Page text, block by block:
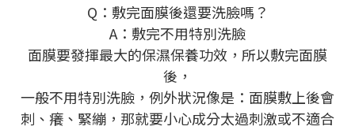
Q：敷完面膜後還要洗臉嗎？
A：敷完不用特別洗臉
面膜要發揮最大的保濕保養功效，所以敷完面膜
後，
一般不用特別洗臉，例外狀況像是：面膜敷上後會
刺、癢、緊繃，那就要小心成分太過刺激或不適合